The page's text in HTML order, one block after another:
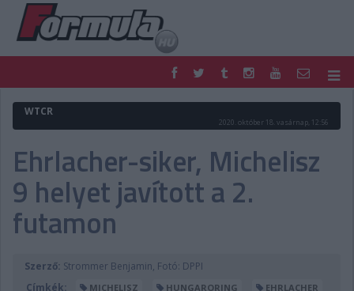
FORMULA
MOTOR
RETRO
EGYÉB
PODCAST
SHOP
LIVE
TIPPJÁTÉK
DIGITÁLIS MAGAZIN
WTCR
2020. október 18. vasárnap, 12:56
Ehrlacher-siker, Michelisz
9 helyet javított a 2.
futamon
Szerző: Strommer Benjamin, Fotó: DPPI
Címkék:
MICHELISZ HUNGARORING
EHRLACHER